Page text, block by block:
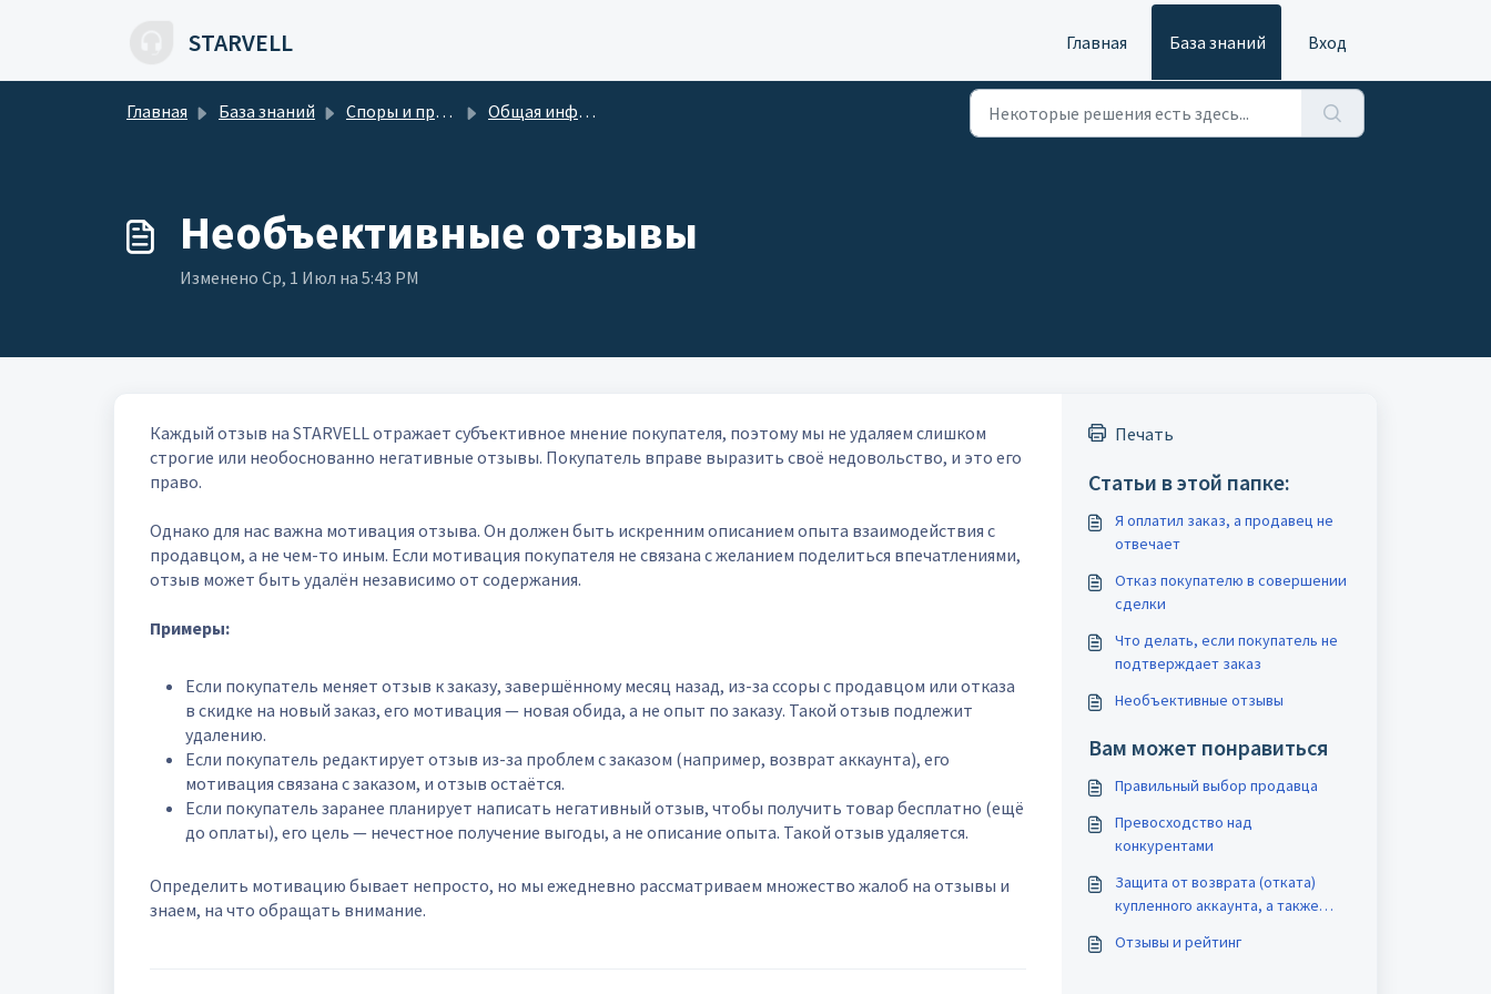
STARVELL Главная База знаний Вход
Главная База знаний Споры и проблемы Общая информация
Необъективные отзывы
Изменено Ср, 1 Июл на 5:43 PM
Каждый отзыв на STARVELL отражает субъективное мнение покупателя, поэтому мы не удаляем слишком
строгие или необоснованно негативные отзывы. Покупатель вправе выразить своё недовольство, и это его
право.
Однако для нас важна мотивация отзыва. Он должен быть искренним описанием опыта взаимодействия с
продавцом, а не чем-то иным. Если мотивация покупателя не связана с желанием поделиться впечатлениями,
отзыв может быть удалён независимо от содержания.
Примеры:
Если покупатель меняет отзыв к заказу, завершённому месяц назад, из-за ссоры с продавцом или отказа
в скидке на новый заказ, его мотивация — новая обида, а не опыт по заказу. Такой отзыв подлежит
удалению.
Если покупатель редактирует отзыв из-за проблем с заказом (например, возврат аккаунта), его
мотивация связана с заказом, и отзыв остаётся.
Если покупатель заранее планирует написать негативный отзыв, чтобы получить товар бесплатно (ещё
до оплаты), его цель — нечестное получение выгоды, а не описание опыта. Такой отзыв удаляется.
Определить мотивацию бывает непросто, но мы ежедневно рассматриваем множество жалоб на отзывы и
знаем, на что обращать внимание.
Печать
Статьи в этой папке:
Я оплатил заказ, а продавец не
отвечает
Отказ покупателю в совершении
сделки
Что делать, если покупатель не
подтверждает заказ
Необъективные отзывы
Вам может понравиться
Правильный выбор продавца
Превосходство над
конкурентами
Защита от возврата (отката)
купленного аккаунта, а также
Отзывы и рейтинг